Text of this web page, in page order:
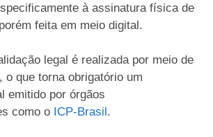
à assinatura física de
feita em meio digital.
legal é realizada por meio de
o que torna obrigatório um
emitido por órgãos
como o ICP-Brasil .